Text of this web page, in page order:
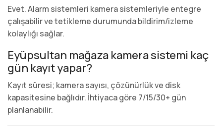
Evet. Alarm sistemleri kamera sistemleriyle entegre
çalışabilir ve tetikleme durumunda bildirim/izleme
kolaylığı sağlar.
Eyüpsultan mağaza kamera sistemi kaç
gün kayıt yapar?
Kayıt süresi; kamera sayısı, çözünürlük ve disk
kapasitesine bağlıdır. İhtiyaca göre 7/15/30+ gün
planlanabilir.